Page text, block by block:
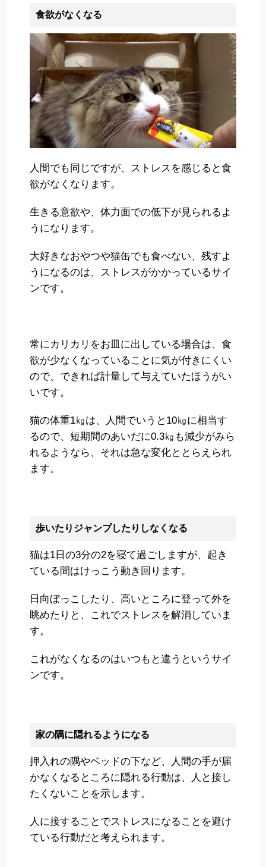
食欲がなくなる
人間でも同じですが、ストレスを感じると食
欲がなくなります。
生きる意欲や、体力面での低下が見られるよ
うになります。
大好きなおやつや猫缶でも食べない、残すよ
うになるのは、ストレスがかかっているサイ
ンです。
常にカリカリをお皿に出している場合は、食
欲が少なくなっていることに気が付きにくい
ので、できれば計量して与えていたほうがい
いです。
猫の体重1㎏は、人間でいうと10㎏に相当す
るので、短期間のあいだに0.3㎏も減少がみら
れるようなら、それは急な変化ととらえられ
ます。
歩いたりジャンプしたりしなくなる
猫は1日の3分の2を寝て過ごしますが、起き
ている間はけっこう動き回ります。
日向ぼっこしたり、高いところに登って外を
眺めたりと、これでストレスを解消していま
す。
これがなくなるのはいつもと違うというサイ
ンです。
家の隅に隠れるようになる
押入れの隅やベッドの下など、人間の手が届
かなくなるところに隠れる行動は、人と接し
たくないことを示します。
人に接することでストレスになることを避け
ている行動だと考えられます。